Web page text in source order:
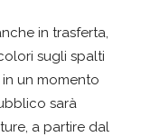
in trasferta,
sugli spalti
un momento
sarà
a partire dal